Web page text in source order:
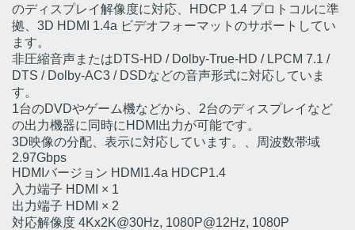
のディスプレイ解像度に対応、HDCP 1.4 プロトコルに準
拠、3D HDMI 1.4a ビデオフォーマットのサポートしてい
ます。
非圧縮音声またはDTS-HD / Dolby-True-HD / LPCM 7.1 /
DTS / Dolby-AC3 / DSDなどの音声形式に対応していま
す。
1台のDVDやゲーム機などから、2台のディスプレイなど
の出力機器に同時にHDMI出力が可能です。
3D映像の分配、表示に対応しています。、周波数帯域
2.97Gbps
HDMIバージョン HDMI1.4a HDCP1.4
入力端子 HDMI × 1
出力端子 HDMI × 2
対応解像度 4Kx2K@30Hz, 1080P@12Hz, 1080P